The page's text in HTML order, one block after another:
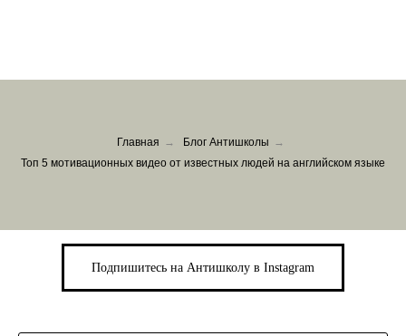
Главная → Блог Антишколы →
Топ 5 мотивационных видео от известных людей на английском языке
Подпишитесь на Антишколу в Instagram